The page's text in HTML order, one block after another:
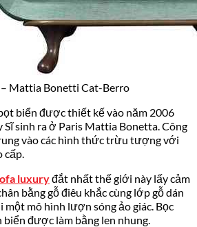
Mattia Bonetti Cat-Berro
biển được thiết kế vào năm 2006
sinh ra ở Paris Mattia Bonetta. Công
vào các hình thức trừu tượng với
cấp.
luxuryđắt nhất thế giới này lấy cảm
bằng gỗ điêu khắc cùng lớp gỗ dán
một mô hình lượn sóng ảo giác. Bọc
biển được làm bằng len nhung.